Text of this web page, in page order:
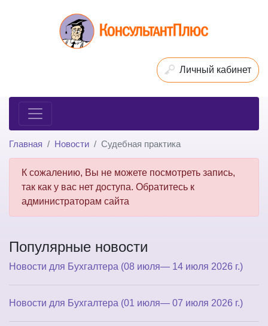
Личный кабинет
Главная Новости Судебная практика
К сожалению, Вы не можете посмотреть запись,
так как у вас нет доступа. Обратитесь к
администраторам сайта
Популярные новости
Новости для Бухгалтера (08 июля— 14 июля 2026 г.)
Новости для Бухгалтера (01 июля— 07 июля 2026 г.)